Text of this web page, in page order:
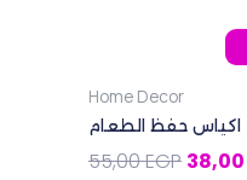
Home Decor
اكياس حفظ الطعام
55,00EGP 38,00